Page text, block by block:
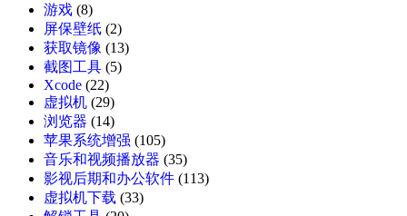
游戏 (8)
屏保壁纸 (2)
获取镜像 (13)
截图工具 (5)
Xcode (22)
虚拟机 (29)
浏览器 (14)
苹果系统增强 (105)
音乐和视频播放器 (35)
影视后期和办公软件 (113)
虚拟机下载 (33)